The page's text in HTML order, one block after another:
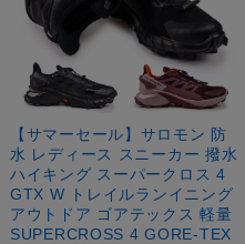
【サマーセール】サロモン 防
水 レディース スニーカー 撥水
ハイキング スーパークロス 4
GTX W トレイルランイニング
アウトドア ゴアテックス 軽量
SUPERCROSS 4 GORE-TEX